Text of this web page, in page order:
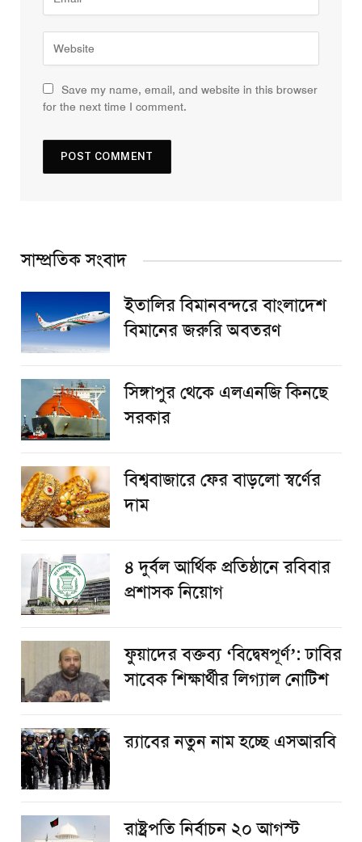
Save my name, email, and website in this browser
for the next time I comment.
সাম্প্রতিক সংবাদ
ইতালির বিমানবন্দরে বাংলাদেশ
বিমানের জরুরি অবতরণ
সিঙ্গাপুর থেকে এলএনজি কিনছে
সরকার
বিশ্ববাজারে ফের বাড়লো স্বর্ণের
দাম
৪ দুর্বল আর্থিক প্রতিষ্ঠানে রবিবার
প্রশাসক নিয়োগ
ফুয়াদের বক্তব্য ‘বিদ্বেষপূর্ণ’: ঢাবির
সাবেক শিক্ষার্থীর লিগ্যাল নোটিশ
র‌্যাবের নতুন নাম হচ্ছে এসআরবি
রাষ্ট্রপতি নির্বাচন ২০ আগস্ট